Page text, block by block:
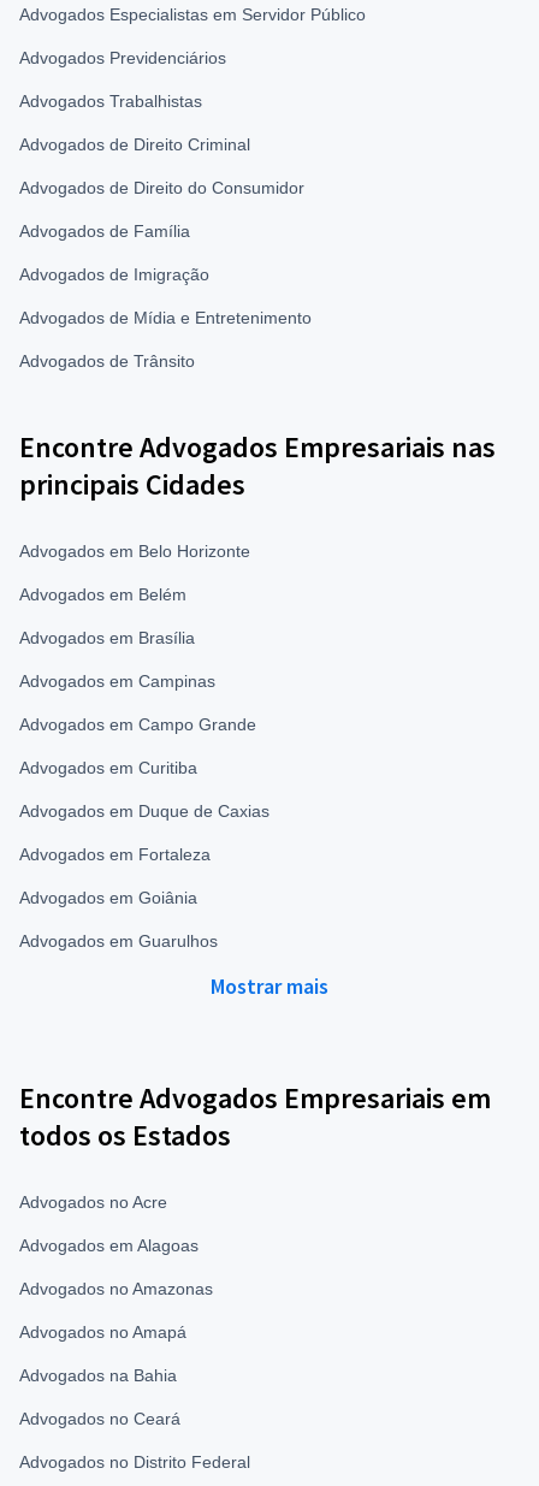
Advogados Especialistas em Servidor Público
Advogados Previdenciários
Advogados Trabalhistas
Advogados de Direito Criminal
Advogados de Direito do Consumidor
Advogados de Família
Advogados de Imigração
Advogados de Mídia e Entretenimento
Advogados de Trânsito
Encontre Advogados Empresariais nas
principais Cidades
Advogados em Belo Horizonte
Advogados em Belém
Advogados em Brasília
Advogados em Campinas
Advogados em Campo Grande
Advogados em Curitiba
Advogados em Duque de Caxias
Advogados em Fortaleza
Advogados em Goiânia
Advogados em Guarulhos
Mostrar mais
Encontre Advogados Empresariais em
todos os Estados
Advogados no Acre
Advogados em Alagoas
Advogados no Amazonas
Advogados no Amapá
Advogados na Bahia
Advogados no Ceará
Advogados no Distrito Federal